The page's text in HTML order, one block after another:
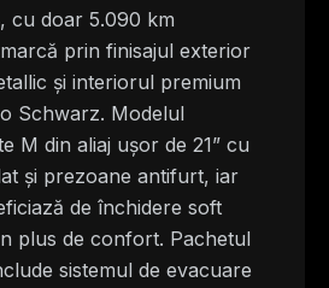
cu doar 5.090 km
prin finisajul exterior
și interiorul premium
Schwarz. Modelul
M din aliaj ușor de 21” cu
și prezoane antifurt, iar
de închidere soft
plus de confort. Pachetul
sistemul de evacuare